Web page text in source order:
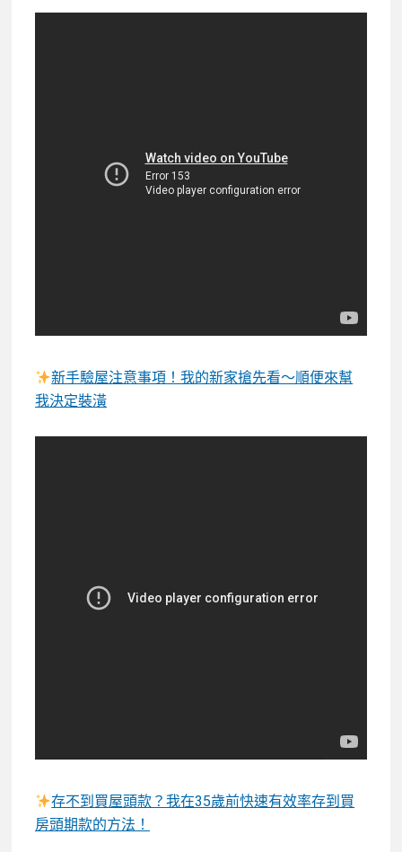
新手驗屋注意事項！我的新家搶先看～順便來幫
我決定裝潢
存不到買屋頭款？我在35歲前快速有效率存到買
房頭期款的方法！